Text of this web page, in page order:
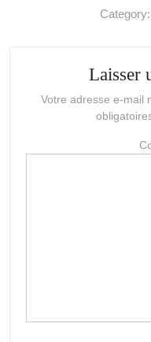
Category:
Laisser
Votre adresse e-mail